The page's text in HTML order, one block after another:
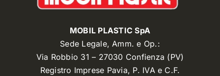
MOBIL PLASTIC SpA
Sede Legale, Amm. e Op.:
Via Robbio 31 – 27030 Confienza (PV)
Registro Imprese Pavia, P. IVA e C.F.